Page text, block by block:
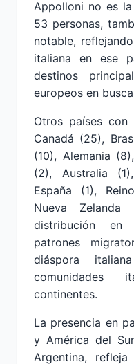
Appolloni no es
53 personas,
notable,
italiana en ese
destinos
europeos en
Otros países con
Canadá (25),
(10), Alemania
(2), Australia
España (1),
Nueva
distribución en
patrones
diáspora
comunidades
continentes.
La presencia en
y América del
Argentina,